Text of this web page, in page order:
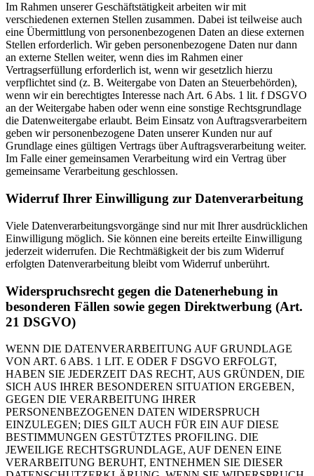
Im Rahmen unserer Geschäftstätigkeit arbeiten wir mit
verschiedenen externen Stellen zusammen. Dabei ist teilweise auch
eine Übermittlung von personenbezogenen Daten an diese externen
Stellen erforderlich. Wir geben personenbezogene Daten nur dann
an externe Stellen weiter, wenn dies im Rahmen einer
Vertragserfüllung erforderlich ist, wenn wir gesetzlich hierzu
verpflichtet sind (z. B. Weitergabe von Daten an Steuerbehörden),
wenn wir ein berechtigtes Interesse nach Art. 6 Abs. 1 lit. f DSGVO
an der Weitergabe haben oder wenn eine sonstige Rechtsgrundlage
die Datenweitergabe erlaubt. Beim Einsatz von Auftragsverarbeitern
geben wir personenbezogene Daten unserer Kunden nur auf
Grundlage eines gültigen Vertrags über Auftragsverarbeitung weiter.
Im Falle einer gemeinsamen Verarbeitung wird ein Vertrag über
gemeinsame Verarbeitung geschlossen.
Widerruf Ihrer Einwilligung zur Datenverarbeitung
Viele Datenverarbeitungsvorgänge sind nur mit Ihrer ausdrücklichen
Einwilligung möglich. Sie können eine bereits erteilte Einwilligung
jederzeit widerrufen. Die Rechtmäßigkeit der bis zum Widerruf
erfolgten Datenverarbeitung bleibt vom Widerruf unberührt.
Widerspruchsrecht gegen die Datenerhebung in
besonderen Fällen sowie gegen Direktwerbung (Art.
21 DSGVO)
WENN DIE DATENVERARBEITUNG AUF GRUNDLAGE
VON ART. 6 ABS. 1 LIT. E ODER F DSGVO ERFOLGT,
HABEN SIE JEDERZEIT DAS RECHT, AUS GRÜNDEN, DIE
SICH AUS IHRER BESONDEREN SITUATION ERGEBEN,
GEGEN DIE VERARBEITUNG IHRER
PERSONENBEZOGENEN DATEN WIDERSPRUCH
EINZULEGEN; DIES GILT AUCH FÜR EIN AUF DIESE
BESTIMMUNGEN GESTÜTZTES PROFILING. DIE
JEWEILIGE RECHTSGRUNDLAGE, AUF DENEN EINE
VERARBEITUNG BERUHT, ENTNEHMEN SIE DIESER